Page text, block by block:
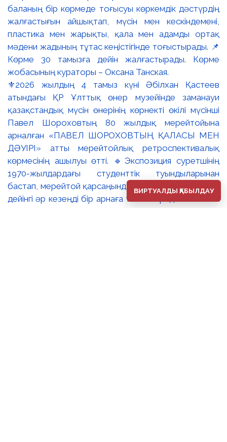
⚜️2026 жылдың 4 тамыз күні Әбілхан Қастеев
атындағы ҚР Ұлттық өнер музейінде заманауи
қазақстандық мүсін өнерінің көрнекті өкілі мүсінші
Павел Шороховтың 80 жылдық мерейтойына
арналған «ПАВЕЛ ШОРОХОВТЫҢ ҚАЛАСЫ МЕН
ДӘУІРІ» атты мерейтойлық ретроспективалық
көрмесінің ашылуы өтті. 🔹Экспозиция суретшінің
1970-жылдардағы студенттік туындыларынан
бастап, мерейтой қарсаңындағы соңғы еңбектеріне
дейінгі әр кезеңді бір арнаға тоғыстырады. 🔸Павел
ВИРТУАЛДЫ ҚАБЫЛДАУ